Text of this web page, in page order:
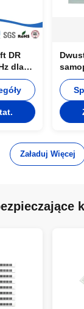
DR
dla
Załaduj Więcej